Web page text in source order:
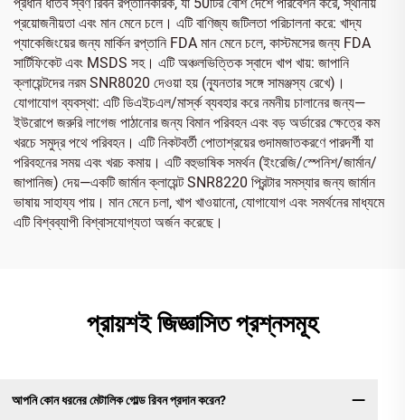
প্রয়োজনীয়তা এবং মান মেনে চলে। এটি বাণিজ্য জটিলতা পরিচালনা করে: খাদ্য
প্যাকেজিংয়ের জন্য মার্কিন রপ্তানি FDA মান মেনে চলে, কাস্টমসের জন্য FDA
সার্টিফিকেট এবং MSDS সহ। এটি অঞ্চলভিত্তিক স্বাদে খাপ খায়: জাপানি
ক্লায়েন্টদের নরম SNR8020 দেওয়া হয় (ন্যূনতার সঙ্গে সামঞ্জস্য রেখে)।
যোগাযোগ ব্যবস্থা: এটি ডিএইচএল/মার্স্ক ব্যবহার করে নমনীয় চালানের জন্য—
ইউরোপে জরুরি লাগেজ পাঠানোর জন্য বিমান পরিবহন এবং বড় অর্ডারের ক্ষেত্রে কম
খরচে সমুদ্র পথে পরিবহন। এটি নিকটবর্তী পোতাশ্রয়ের গুদামজাতকরণে পারদর্শী যা
পরিবহনের সময় এবং খরচ কমায়। এটি বহুভাষিক সমর্থন (ইংরেজি/স্পেনিশ/জার্মান/
জাপানিজ) দেয়—একটি জার্মান ক্লায়েন্ট SNR8220 প্রিন্টার সমস্যার জন্য জার্মান
ভাষায় সাহায্য পায়। মান মেনে চলা, খাপ খাওয়ানো, যোগাযোগ এবং সমর্থনের মাধ্যমে
এটি বিশ্বব্যাপী বিশ্বাসযোগ্যতা অর্জন করেছে।
প্রায়শই জিজ্ঞাসিত প্রশ্নসমূহ
আপনি কোন ধরনের মেটালিক গোল্ড রিবন প্রদান করেন?